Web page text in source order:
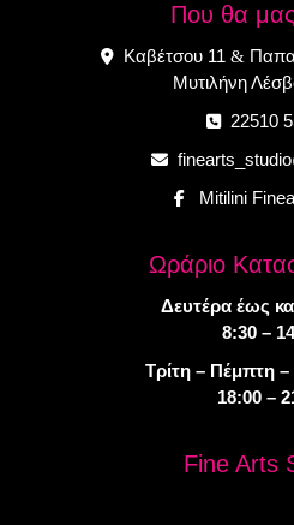
Που θα μας
Καβέτσου 11 &
Μυτιλήνη
22510
Mitilini
Ωράριο
Δευτέρα έως
8:30 –
Τρίτη – Πέμπτη
18:00 –
Fine Arts